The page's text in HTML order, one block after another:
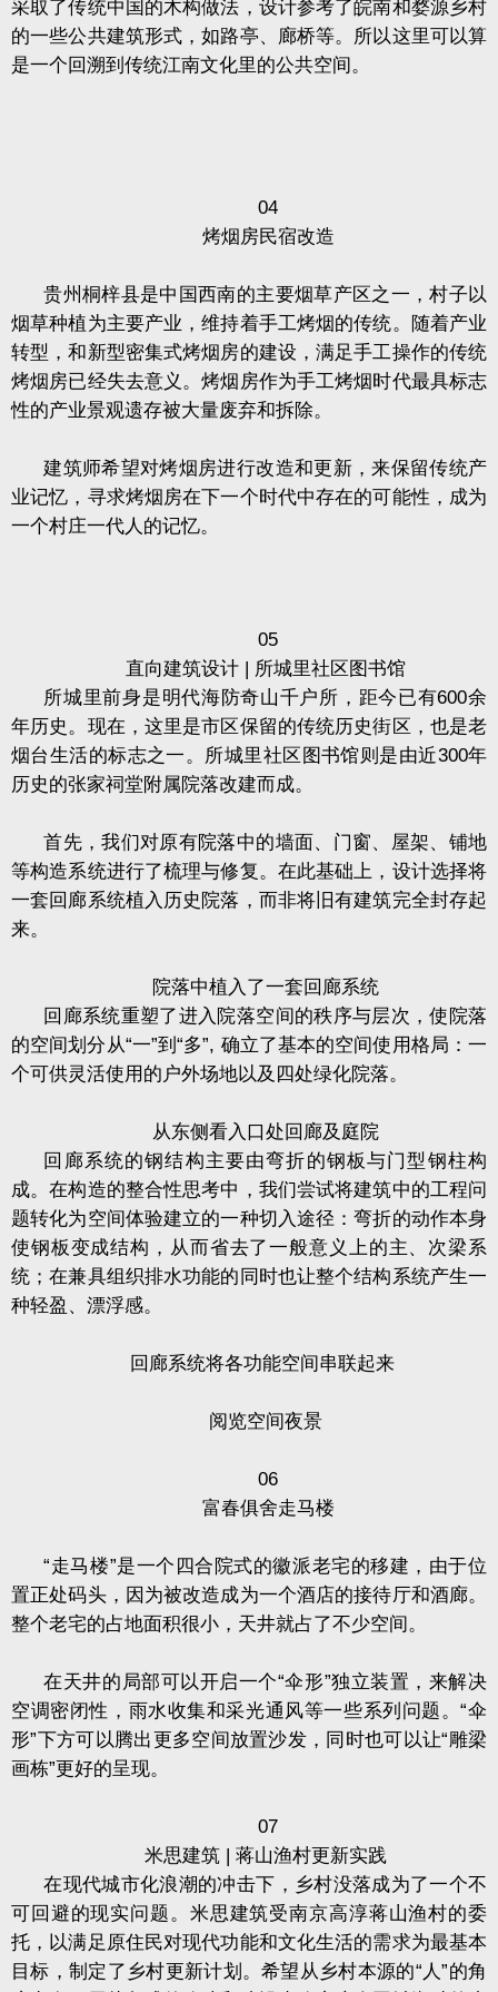
采取了传统中国的木构做法，设计参考了皖南和婺源乡村
的一些公共建筑形式，如路亭、廊桥等。所以这里可以算
是一个回溯到传统江南文化里的公共空间。
04
烤烟房民宿改造
贵州桐梓县是中国西南的主要烟草产区之一，村子以
烟草种植为主要产业，维持着手工烤烟的传统。随着产业
转型，和新型密集式烤烟房的建设，满足手工操作的传统
烤烟房已经失去意义。烤烟房作为手工烤烟时代最具标志
性的产业景观遗存被大量废弃和拆除。
建筑师希望对烤烟房进行改造和更新，来保留传统产
业记忆，寻求烤烟房在下一个时代中存在的可能性，成为
一个村庄一代人的记忆。
05
直向建筑设计| 所城里社区图书馆
所城里前身是明代海防奇山千户所，距今已有600余
年历史。现在，这里是市区保留的传统历史街区，也是老
烟台生活的标志之一。所城里社区图书馆则是由近300年
历史的张家祠堂附属院落改建而成。
首先，我们对原有院落中的墙面、门窗、屋架、铺地
等构造系统进行了梳理与修复。在此基础上，设计选择将
一套回廊系统植入历史院落，而非将旧有建筑完全封存起
来。
院落中植入了一套回廊系统
回廊系统重塑了进入院落空间的秩序与层次，使院落
的空间划分从“一”到“多”, 确立了基本的空间使用格局：一
个可供灵活使用的户外场地以及四处绿化院落。
从东侧看入口处回廊及庭院
回廊系统的钢结构主要由弯折的钢板与门型钢柱构
成。在构造的整合性思考中，我们尝试将建筑中的工程问
题转化为空间体验建立的一种切入途径：弯折的动作本身
使钢板变成结构，从而省去了一般意义上的主、次梁系
统；在兼具组织排水功能的同时也让整个结构系统产生一
种轻盈、漂浮感。
回廊系统将各功能空间串联起来
阅览空间夜景
06
富春俱舍走马楼
“走马楼”是一个四合院式的徽派老宅的移建，由于位
置正处码头，因为被改造成为一个酒店的接待厅和酒廊。
整个老宅的占地面积很小，天井就占了不少空间。
在天井的局部可以开启一个“伞形”独立装置，来解决
空调密闭性，雨水收集和采光通风等一些系列问题。“伞
形”下方可以腾出更多空间放置沙发，同时也可以让“雕梁
画栋”更好的呈现。
07
米思建筑| 蒋山渔村更新实践
在现代城市化浪潮的冲击下，乡村没落成为了一个不
可回避的现实问题。米思建筑受南京高淳蒋山渔村的委
托，以满足原住民对现代功能和文化生活的需求为最基本
目标，制定了乡村更新计划。希望从乡村本源的“人”的角